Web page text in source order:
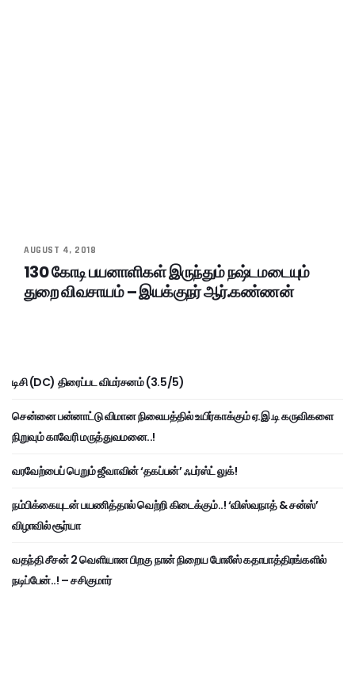
AUGUST 4, 2018
130 கோடி பயனாளிகள் இருந்தும் நஷ்டமடையும்
துறை விவசாயம் – இயக்குநர் ஆர்.கண்ணன்
டிசி (DC) திரைப்பட விமர்சனம் (3.5/5)
சென்னை பன்னாட்டு விமான நிலையத்தில் உயிர்காக்கும் ஏ.இ.டி கருவிகளை
நிறுவும் காவேரி மருத்துவமனை..!
வரவேற்பைப் பெறும் ஜீவாவின் ‘தகப்பன்’ ஃபர்ஸ்ட் லுக்!
நம்பிக்கையுடன் பயணித்தால் வெற்றி கிடைக்கும்..! ‘விஸ்வநாத் & சன்ஸ்’
விழாவில் சூர்யா
வதந்தி சீசன் 2 வெளியான பிறகு நான் நிறைய போலீஸ் கதாபாத்திரங்களில்
நடிப்பேன்..! – சசிகுமார்